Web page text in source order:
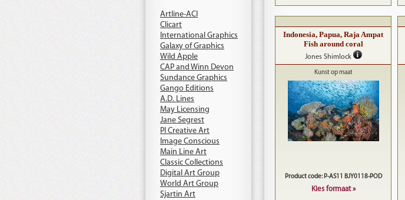
Artline-ACI
Clicart
International Graphics
Galaxy of Graphics
Wild Apple
CAP and Winn Devon
Sundance Graphics
Gango Editions
A.D. Lines
May Licensing
Jane Segrest
PI Creative Art
Image Conscious
Main Line Art
Classic Collections
Digital Art Group
World Art Group
Sjartin Art
Indonesia, Papua, Raja Ampat
Fish around coral
Jones Shimlock
Kunst op maat
Product code: P-AS11 BJY0118-POD
Kies formaat »